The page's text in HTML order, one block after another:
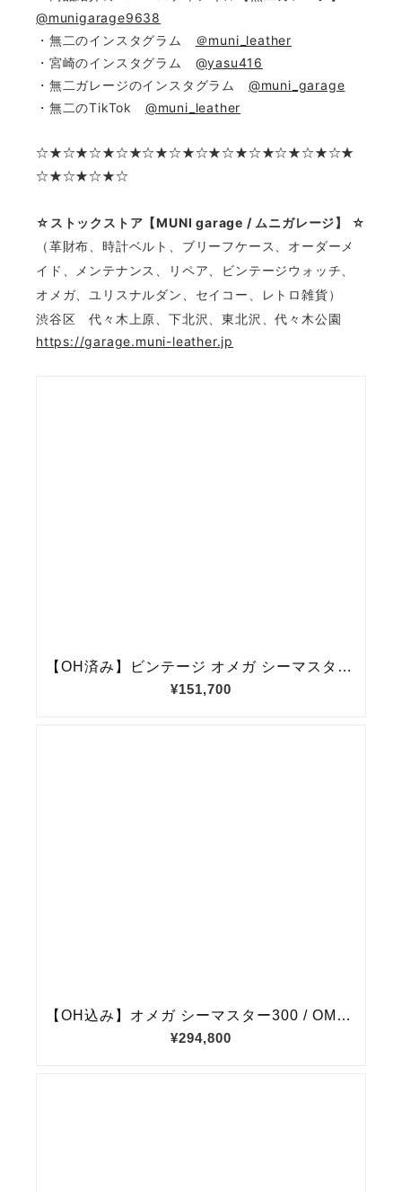
@munigarage9638
・無二のインスタグラム
＠muni_leather
・宮崎のインスタグラム @yasu416
・無二ガレージのインスタグラム @muni_garage
・無二のTikTok @muni_leather
☆★☆★☆★☆★☆★☆★☆★☆★☆★☆★☆★☆★
☆★☆★☆★☆
☆ストックストア【MUNI garage / ムニガレージ】 ☆
（革財布、時計ベルト、ブリーフケース、オーダーメ
イド、メンテナンス、リペア、ビンテージウォッチ、
オメガ、ユリスナルダン、セイコー、レトロ雑貨）
渋谷区 代々木上原、下北沢、東北沢、代々木公園
https://garage.muni-leather.jp